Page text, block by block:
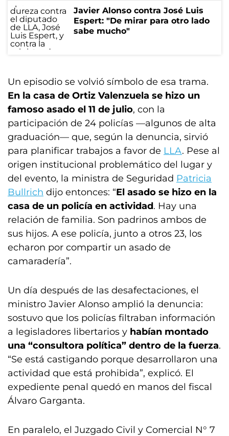
Javier Alonso contra José Luis
Espert: "De mirar para otro lado
sabe mucho"
Un episodio se volvió símbolo de esa trama.
En la casa de Ortiz Valenzuela se hizo un
famoso asado el 11 de julio, con la
participación de 24 policías —algunos de alta
graduación— que, según la denuncia, sirvió
para planificar trabajos a favor de LLA. Pese al
origen institucional problemático del lugar y
del evento, la ministra de Seguridad Patricia
Bullrich dijo entonces: “El asado se hizo en la
casa de un policía en actividad. Hay una
relación de familia. Son padrinos ambos de
sus hijos. A ese policía, junto a otros 23, los
echaron por compartir un asado de
camaradería”.
Un día después de las desafectaciones, el
ministro Javier Alonso amplió la denuncia:
sostuvo que los policías filtraban información
a legisladores libertarios y habían montado
una “consultora política” dentro de la fuerza.
“Se está castigando porque desarrollaron una
actividad que está prohibida”, explicó. El
expediente penal quedó en manos del fiscal
Álvaro Garganta.
En paralelo, el Juzgado Civil y Comercial N° 7